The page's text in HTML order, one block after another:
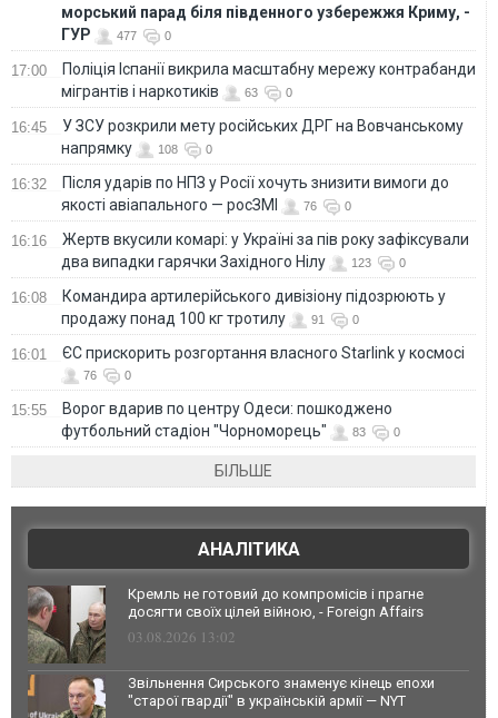
морський парад біля південного узбережжя Криму, -
ГУР
477 0
17:00
Поліція Іспанії викрила масштабну мережу контрабанди
мігрантів і наркотиків
63 0
16:45
У ЗСУ розкрили мету російських ДРГ на Вовчанському
напрямку
108 0
16:32
Після ударів по НПЗ у Росії хочуть знизити вимоги до
якості авіапального — росЗМІ
76 0
16:16
Жертв вкусили комарі: у Україні за пів року зафіксували
два випадки гарячки Західного Нілу
123 0
16:08
Командира артилерійського дивізіону підозрюють у
продажу понад 100 кг тротилу
91 0
16:01 ЄС прискорить розгортання власного Starlink у космосі
76 0
15:55
Ворог вдарив по центру Одеси: пошкоджено
футбольний стадіон "Чорноморець"
83 0
БІЛЬШЕ
АНАЛІТИКА
Кремль не готовий до компромісів і прагне
досягти своїх цілей війною, - Foreign Affairs
03.08.2026 13:02
Звільнення Сирського знаменує кінець епохи
"старої гвардії" в українській армії — NYT